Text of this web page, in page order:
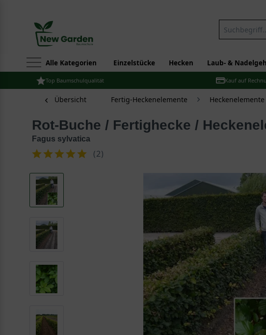
Alle Kategorien Einzelstücke Hecken Laub- &
Top Baumschulqualität Kauf auf
Übersicht Fertig-Heckenelemente
Rot-Buche / Fertighecke /
Fagus sylvatica
(2)